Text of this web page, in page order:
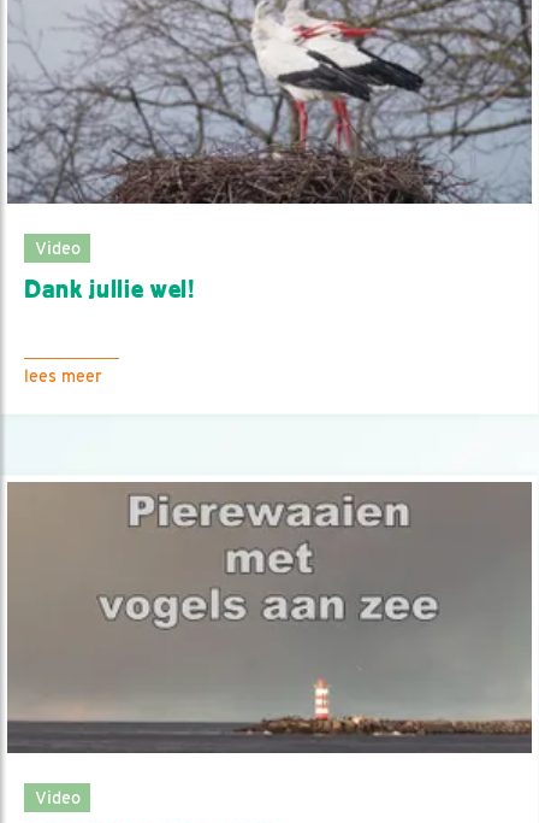
Video
Dank jullie wel!
lees meer
Video